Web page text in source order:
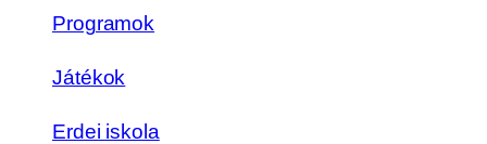
Programok
Játékok
Erdei iskola